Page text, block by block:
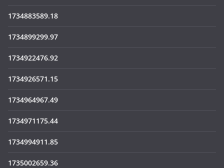
1734883589.18
1734899299.97
1734922476.92
1734926571.15
1734964967.49
1734971175.44
1734994911.85
1735002659.36